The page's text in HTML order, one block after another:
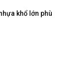
khổ lớn phù